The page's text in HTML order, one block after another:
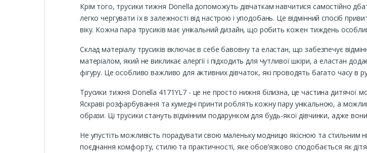
Крім того, трусики тижня Donella допоможуть дівчаткам навчитися самостійно
легко чергувати їх в залежності від настрою і уподобань. Це відмінний спосіб
віку. Кожна пара трусиків має унікальний дизайн, що робить кожен тиждень
Склад матеріалу трусиків включає в себе бавовну та еластан, що забезпечує
матеріалом, який не викликає алергії і підходить для чутливої шкіри, а еластан
фігуру. Це особливо важливо для активних дівчаток, які проводять багато часу в
Трусики тижня Donella 4171YL7 - це не просто нижня білизна, це частина дитячої
Яскраві розфарбування та кумедні принти роблять кожну пару унікальною, а
образи. Ці трусики стануть відмінним подарунком для будь-якої дівчинки, адже вони
Не упустіть можливість порадувати свою маленьку модницю якісною та стильним
поєднання комфорту, стилю та практичності, яке обов’язково сподобається як